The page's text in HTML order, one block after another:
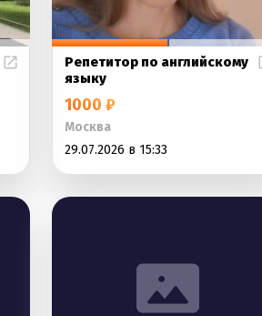
Репетитор по английскому
языку
1000 ₽
Москва
29.07.2026 в 15:33